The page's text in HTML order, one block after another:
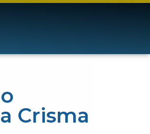
Crisma